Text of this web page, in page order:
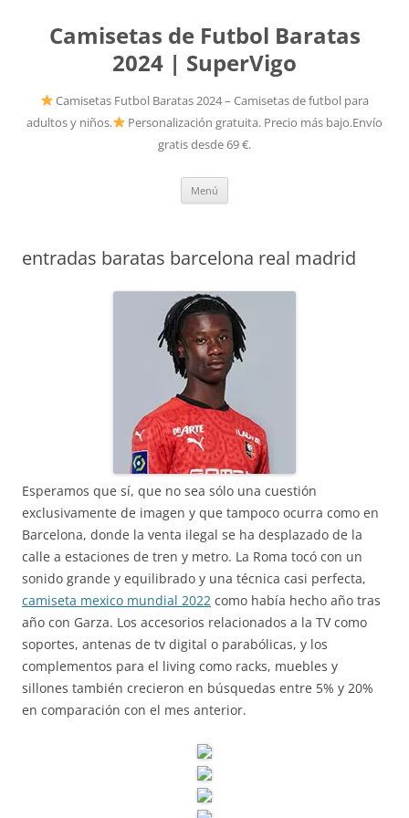
Camisetas de Futbol Baratas
2024 | SuperVigo
Camisetas Futbol Baratas 2024 – Camisetas de futbol para
adultos y niños.
Personalización gratuita. Precio más bajo.Envío
gratis desde 69 €.
Menú
entradas baratas barcelona real madrid
Esperamos que sí, que no sea sólo una cuestión
exclusivamente de imagen y que tampoco ocurra como en
Barcelona, donde la venta ilegal se ha desplazado de la
calle a estaciones de tren y metro. La Roma tocó con un
sonido grande y equilibrado y una técnica casi perfecta,
camiseta mexico mundial 2022 como había hecho año tras
año con Garza. Los accesorios relacionados a la TV como
soportes, antenas de tv digital o parabólicas, y los
complementos para el living como racks, muebles y
sillones también crecieron en búsquedas entre 5% y 20%
en comparación con el mes anterior.